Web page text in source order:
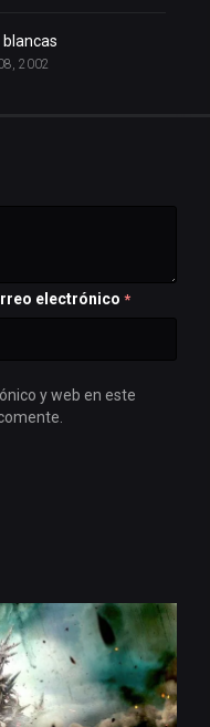
blancas
2002
electrónico *
y web en este